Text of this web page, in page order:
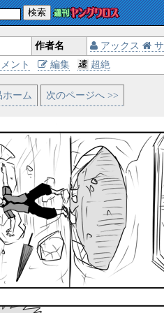
検索
作者名 アックス
ント 編集 超絶
ホーム 次のページへ >>